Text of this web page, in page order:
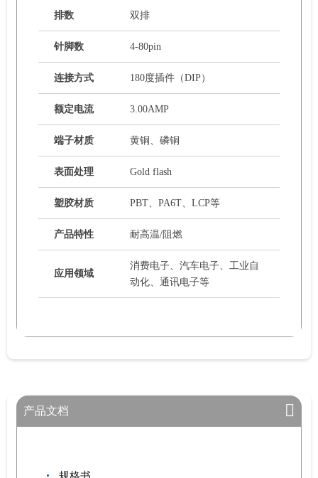
排数 双排
针脚数 4-80pin
连接方式 180度插件（DIP）
额定电流 3.00AMP
端子材质 黄铜、磷铜
表面处理 Gold flash
塑胶材质 PBT、PA6T、LCP等
产品特性 耐高温/阻燃
应用领域
消费电子、汽车电子、工业自
动化、通讯电子等
产品文档